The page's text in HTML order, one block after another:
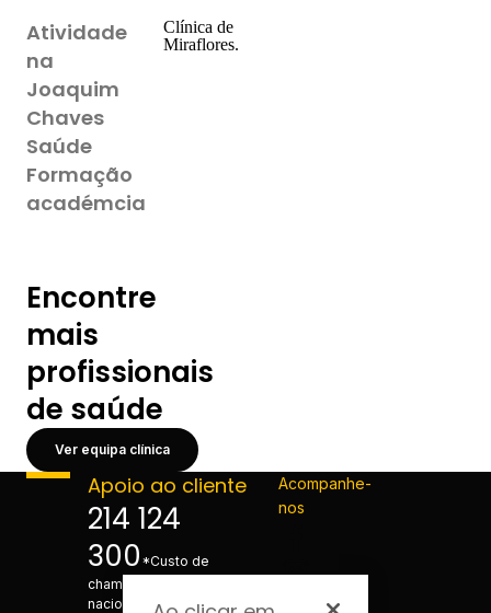
Atividade
na
Joaquim
Chaves
Saúde
Formação
académcia
Clínica de
Miraflores.
Encontre
mais
profissionais
de saúde
Ver equipa clínica
Apoio ao cliente
214 124
300 *Custo de
chamada para a rede fixa
nacional
Acompanhe-
nos